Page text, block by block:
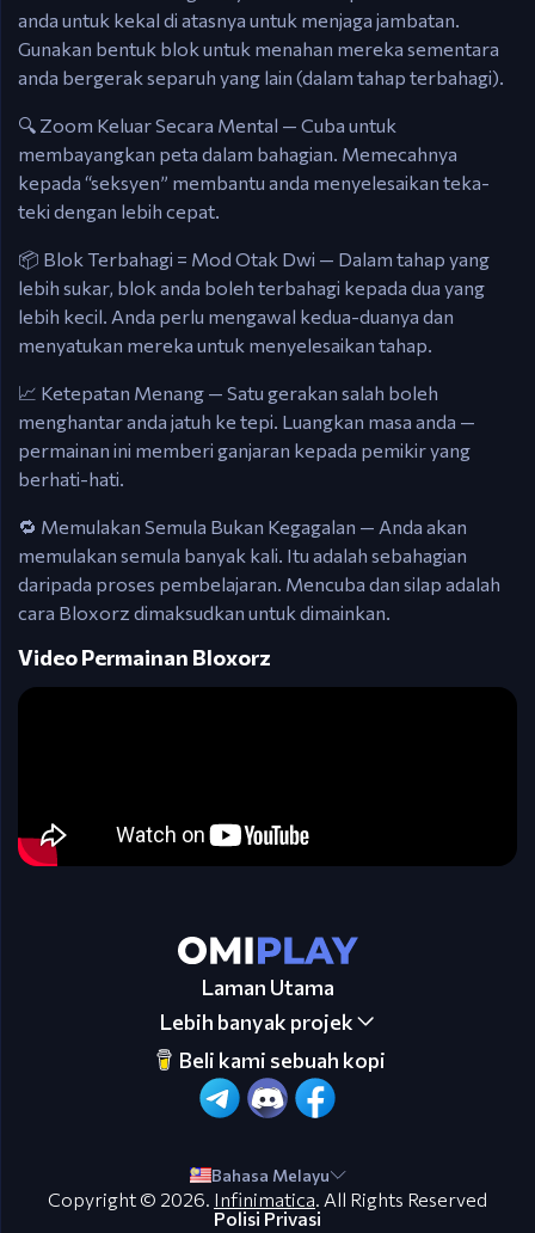
anda untuk kekal di atasnya untuk menjaga jambatan.
Gunakan bentuk blok untuk menahan mereka sementara
anda bergerak separuh yang lain (dalam tahap terbahagi).
🔍 Zoom Keluar Secara Mental — Cuba untuk
membayangkan peta dalam bahagian. Memecahnya
kepada “seksyen” membantu anda menyelesaikan teka-
teki dengan lebih cepat.
📦 Blok Terbahagi = Mod Otak Dwi — Dalam tahap yang
lebih sukar, blok anda boleh terbahagi kepada dua yang
lebih kecil. Anda perlu mengawal kedua-duanya dan
menyatukan mereka untuk menyelesaikan tahap.
📈 Ketepatan Menang — Satu gerakan salah boleh
menghantar anda jatuh ke tepi. Luangkan masa anda —
permainan ini memberi ganjaran kepada pemikir yang
berhati-hati.
🔁 Memulakan Semula Bukan Kegagalan — Anda akan
memulakan semula banyak kali. Itu adalah sebahagian
daripada proses pembelajaran. Mencuba dan silap adalah
cara Bloxorz dimaksudkan untuk dimainkan.
Video Permainan Bloxorz
Laman Utama
Lebih banyak projek
Beli kami sebuah kopi
Bahasa Melayu
Copyright © 2026. Infinimatica. All Rights Reserved
Polisi Privasi